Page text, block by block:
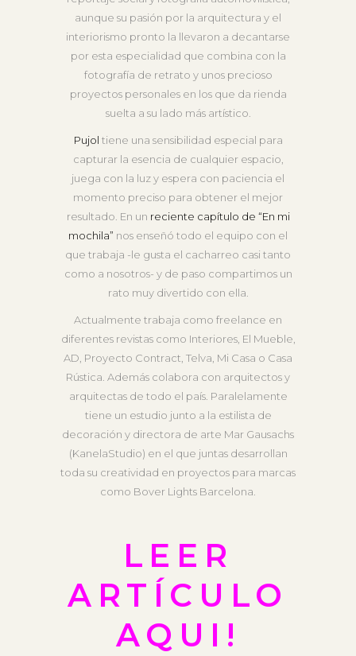
aunque su pasión por la arquitectura y el
interiorismo pronto la llevaron a decantarse
por esta especialidad que combina con la
fotografía de retrato y unos precioso
proyectos personales en los que da rienda
suelta a su lado más artístico.
Pujol tiene una sensibilidad especial para
capturar la esencia de cualquier espacio,
juega con la luz y espera con paciencia el
momento preciso para obtener el mejor
resultado. En un reciente capítulo de “En mi
mochila” nos enseñó todo el equipo con el
que trabaja -le gusta el cacharreo casi tanto
como a nosotros- y de paso compartimos un
rato muy divertido con ella.
Actualmente trabaja como freelance en
diferentes revistas como Interiores, El Mueble,
AD, Proyecto Contract, Telva, Mi Casa o Casa
Rústica. Además colabora con arquitectos y
arquitectas de todo el país. Paralelamente
tiene un estudio junto a la estilista de
decoración y directora de arte Mar Gausachs
(KanelaStudio) en el que juntas desarrollan
toda su creatividad en proyectos para marcas
como Bover Lights Barcelona.
LEER
ARTÍCULO
AQUI!